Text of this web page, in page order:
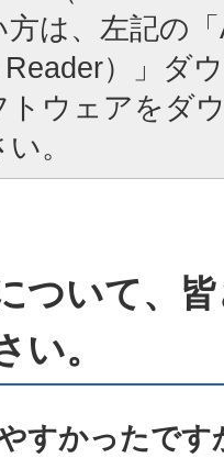
は、左記の
）」ダ
トウェアをダ
。
ついて、
い。
すかったです